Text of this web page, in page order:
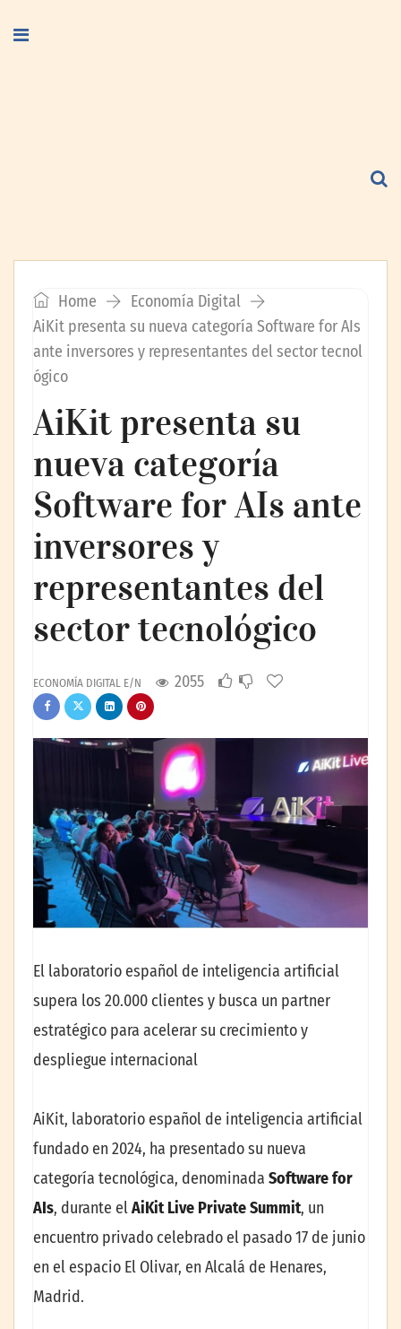
Home
Economía Digital
AiKit presenta su nueva categoría Software for AIs
ante inversores y representantes del sector tecnol
ógico
AiKit presenta su
nueva categoría
Software for AIs ante
inversores y
representantes del
sector tecnológico
ECONOMÍA DIGITAL E/N 2055
El laboratorio español de inteligencia artificial
supera los 20.000 clientes y busca un partner
estratégico para acelerar su crecimiento y
despliegue internacional
AiKit, laboratorio español de inteligencia artificial
fundado en 2024, ha presentado su nueva
categoría tecnológica, denominada Software for
AIs, durante elAiKit Live Private Summit, un
encuentro privado celebrado el pasado 17 de junio
en el espacio El Olivar, en Alcalá de Henares,
Madrid.